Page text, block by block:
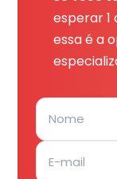
esperar 1
essa é a